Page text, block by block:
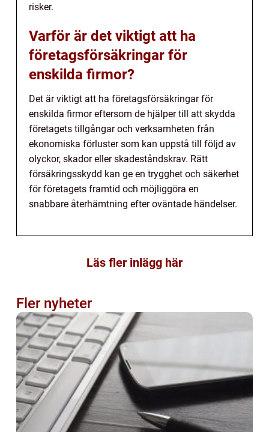
risker.
Varför är det viktigt att ha
företagsförsäkringar för
enskilda firmor?
Det är viktigt att ha företagsförsäkringar för
enskilda firmor eftersom de hjälper till att skydda
företagets tillgångar och verksamheten från
ekonomiska förluster som kan uppstå till följd av
olyckor, skador eller skadeståndskrav. Rätt
försäkringsskydd kan ge en trygghet och säkerhet
för företagets framtid och möjliggöra en
snabbare återhämtning efter oväntade händelser.
Läs fler inlägg här
Fler nyheter